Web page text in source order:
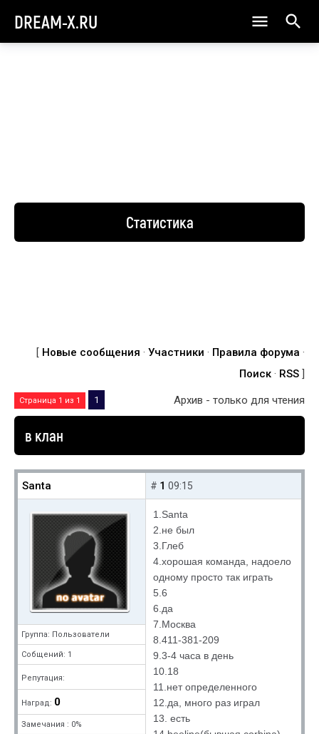
DREAM-X.RU
Статистика
[ Новые сообщения · Участники · Правила форума ·
Поиск · RSS ]
Страница 1 из 1 1 Архив - только для чтения
в клан
Santa
Группа: Пользователи
Собщений: 1
Репутация:
Наград: 0
Замечания : 0%
# 1 09:15
1.Santa
2.не был
3.Глеб
4.хорошая команда, надоело
одному просто так играть
5.6
6.да
7.Москва
8.411-381-209
9.3-4 часа в день
10.18
11.нет определенного
12.да, много раз играл
13. есть